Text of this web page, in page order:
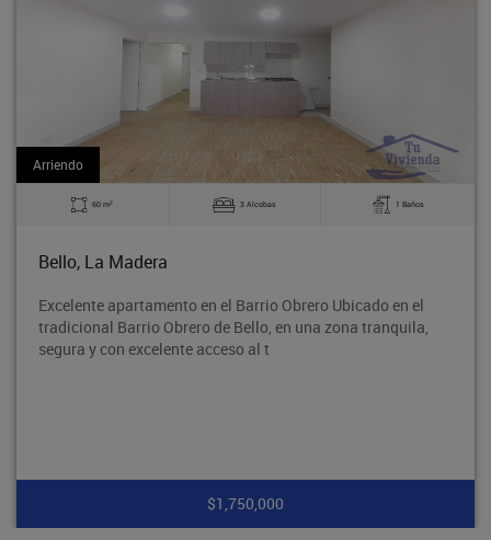
en el
tranquila,
60 m2 2 Alcobas
Ubicado en una zona residencial de fácil
vías principales, transporte público,
colegios y comercio. Un espacio ideal p